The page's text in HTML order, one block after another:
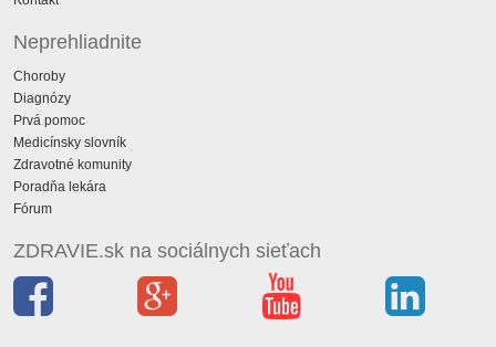
Neprehliadnite
Choroby
Diagnózy
Prvá pomoc
Medicínsky slovník
Zdravotné komunity
Poradňa lekára
Fórum
ZDRAVIE.sk na sociálnych sieťach